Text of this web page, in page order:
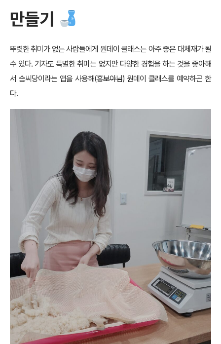
만들기
뚜렷한 취미가 없는 사람들에게 원데이 클래스는 아주 좋은 대체재가 될
수 있다. 기자도 특별한 취미는 없지만 다양한 경험을 하는 것을 좋아해
서 솜씨당이라는 앱을 사용해(홍보아님) 원데이 클래스를 예약하곤 한
다.